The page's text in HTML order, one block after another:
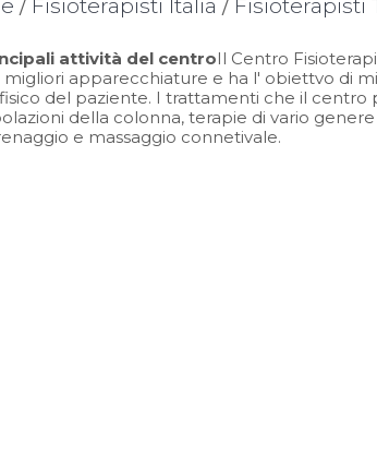
/ Fisioterapisti Italia / Fisioterapisti
attività del centroIl Centro
migliori apparecchiature e ha l' obiettvo di
del paziente. I trattamenti che il
della colonna, terapie di vario
e massaggio connetivale.